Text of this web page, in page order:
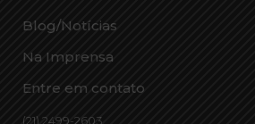
Blog/Notícias
Na Imprensa
Entre em contato
(21) 2499-2603